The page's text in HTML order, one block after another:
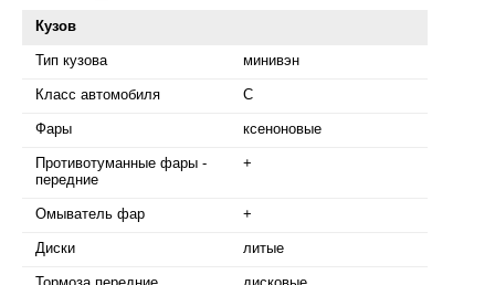
Кузов
Тип кузова минивэн
Класс автомобиля C
Фары ксеноновые
Противотуманные фары -
передние
+
Омыватель фар +
Диски литые